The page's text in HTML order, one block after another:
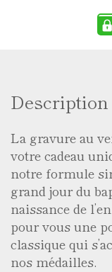
Description
La gravure au
votre cadeau
notre formule
grand jour du
naissance de
pour vous une
classique qui
nos médailles.